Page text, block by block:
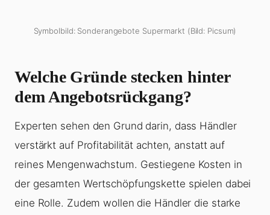
Symbolbild: Sonderangebote Supermarkt (Bild: Picsum)
Welche Gründe stecken hinter
dem Angebotsrückgang?
Experten sehen den Grund darin, dass Händler
verstärkt auf Profitabilität achten, anstatt auf
reines Mengenwachstum. Gestiegene Kosten in
der gesamten Wertschöpfungskette spielen dabei
eine Rolle. Zudem wollen die Händler die starke